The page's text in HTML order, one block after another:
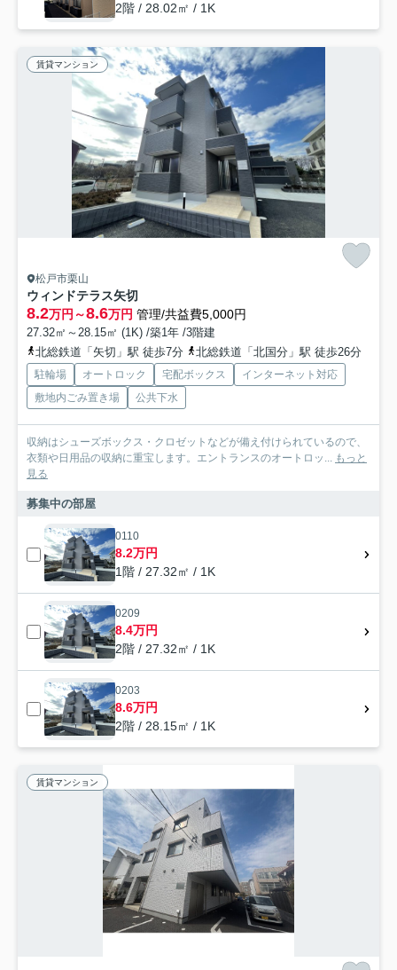
2階 / 28.02㎡ / 1K
賃貸マンション
松戸市栗山
ウィンドテラス矢切
8.2万円～8.6万円 管理/共益費5,000円
27.32㎡～28.15㎡ (1K) /築1年 /3階建
北総鉄道「矢切」駅 徒歩7分
北総鉄道「北国分」駅 徒歩26分
駐輪場 オートロック 宅配ボックス
インターネット対応
敷地内ごみ置き場
公共下水
収納はシューズボックス・クロゼットなどが備え付けられているので、
衣類や日用品の収納に重宝します。エントランスのオートロッ... もっと
見る
募集中の部屋
0110
8.2万円
1階 / 27.32㎡ / 1K
0209
8.4万円
2階 / 27.32㎡ / 1K
0203
8.6万円
2階 / 28.15㎡ / 1K
賃貸マンション